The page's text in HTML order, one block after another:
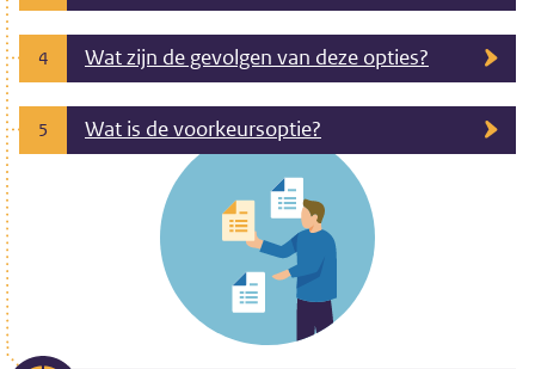
4 Wat zijn de gevolgen van deze opties?
5 Wat is de voorkeursoptie?